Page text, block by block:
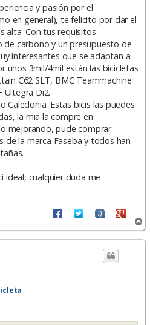
y pasión por el
en general), te felicito por dar el
alta. Con tus requisitos —
de carbono y un presupuesto de
interesantes que se adaptan a
unos 3mil/4mil están las bicicletas
C62 SLT, BMC Teammachine
Ultegra Di2.
Caledonia. Estas bicis las puedes
la mia la compre en
mejorando, pude comprar
de la marca Faseba y todos han
ideal, cualquier duda me
r
r